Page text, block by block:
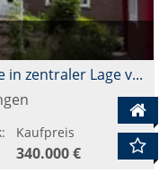
Gepflegter Bungalow mit Garage in zentraler Lage von Westoverledingen
Kaufpreis
340.000 €